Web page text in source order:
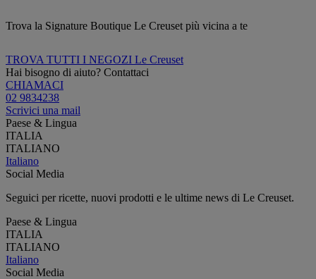
Trova la Signature Boutique Le Creuset più vicina a te
TROVA TUTTI I NEGOZI Le Creuset
Hai bisogno di aiuto? Contattaci
CHIAMACI
02 9834238
Scrivici una mail
Paese & Lingua
ITALIA
ITALIANO
Italiano
Social Media
Seguici per ricette, nuovi prodotti e le ultime news di Le Creuset.
Paese & Lingua
ITALIA
ITALIANO
Italiano
Social Media